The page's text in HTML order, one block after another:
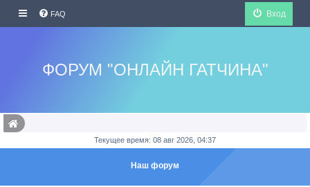
FAQ Вход
ФОРУМ "ОНЛАЙН ГАТЧИНА"
Текущее время: 08 авг 2026, 04:37
Наш форум